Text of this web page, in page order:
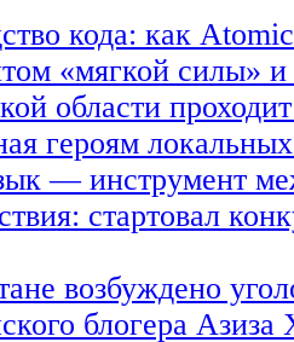
кода: как
«мягкой силы» и
области
героям
— инструмент
стартовал
возбуждено
блогера Азиза